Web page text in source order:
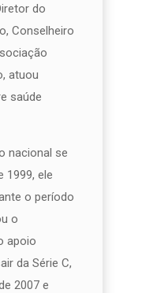
do
Conselheiro
atuou
saúde
nacional se
1999, ele
o período
o
apoio
da Série C,
2007 e